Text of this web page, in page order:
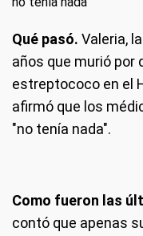
Qué pasó. Valeria,
años que murió por
estreptococo en el
afirmó que los
"no tenía nada".
Como fueron las
contó que apenas